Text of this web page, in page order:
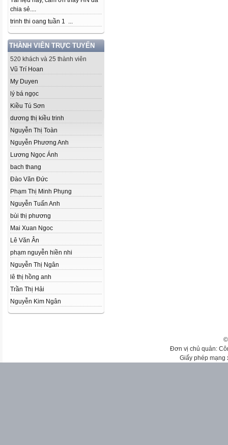
chia sẻ....
trinh thi oang tuần 1 ...
THÀNH VIÊN TRỰC TUYẾN
520 khách và 25 thành viên
Vũ Trí Hoan
My Duyen
lý bá ngọc
Kiều Tú Sơn
dương thị kiều trinh
Nguyễn Thị Toàn
Nguyễn Phương Anh
Lương Ngọc Ánh
bach thang
Đào Văn Đức
Phạm Thị Minh Phụng
Nguyễn Tuấn Anh
bùi thị phương
Mai Xuan Ngoc
Lê Văn Ân
phạm nguyễn hiền nhi
Nguyễn Thị Ngân
lê thị hồng anh
Trần Thị Hải
Nguyễn Kim Ngân
Đơn vị chủ quản:
Giấy phép mạng